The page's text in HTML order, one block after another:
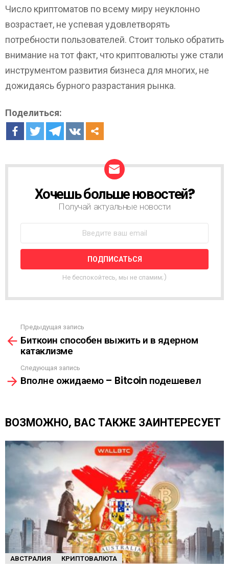
Число криптоматов по всему миру неуклонно
возрастает, не успевая удовлетворять
потребности пользователей. Стоит только обратить
внимание на тот факт, что криптовалюты уже стали
инструментом развития бизнеса для многих, не
дожидаясь бурного разрастания рынка.
Поделиться:
О
Т
Н
А
Ы
Л
К
А
Хочешь больше новостей?
Получай актуальные новости
Не беспокойтесь, мы не спамим;)
м
е
е
щ
е
Предыдущая запись
Биткоин способен выжить и в ядерном
катаклизме
Следующая запись
Вполне ожидаемо – Bitcoin подешевел
ВОЗМОЖНО, ВАС ТАКЖЕ ЗАИНТЕРЕСУЕТ
АВСТРАЛИЯ КРИПТОВАЛЮТА